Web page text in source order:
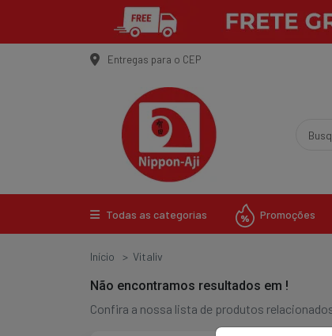
Entregas para o CEP
Todas as categorias Promoções
Início Vitaliv
Não encontramos resultados em !
Confira a nossa lista de produtos